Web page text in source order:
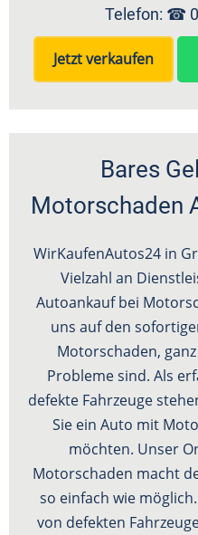
Telefon: ☎
Jetzt verkaufen
Bares
Motorschaden
WirKaufenAutos24 in
Vielzahl an
Autoankauf bei
uns auf den
Motorschaden,
Probleme sind. Als
defekte Fahrzeuge
Sie ein Auto mit
möchten. Unser
Motorschaden macht
so einfach wie
von defekten